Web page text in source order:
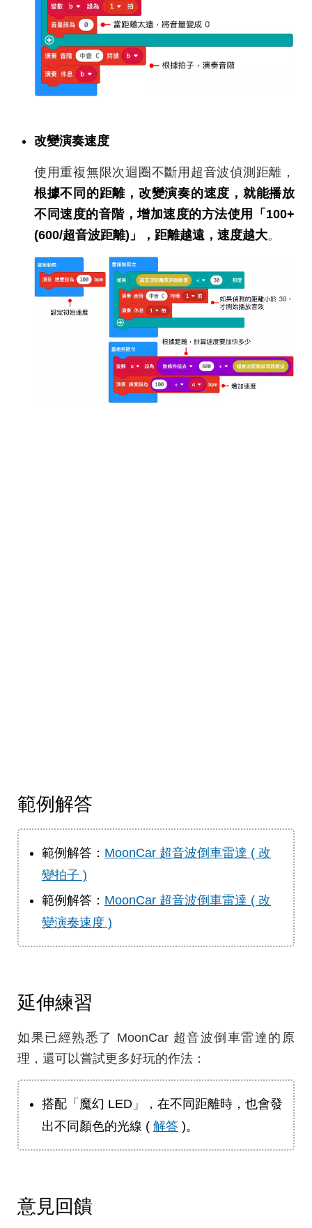
改變演奏速度
使用重複無限次迴圈不斷用超音波偵測距離，
根據不同的距離，改變演奏的速度，就能播放
不同速度的音階，增加速度的方法使用「100+
(600/超音波距離)」，距離越遠，速度越大。
範例解答
範例解答： MoonCar 超音波倒車雷達 ( 改
變拍子 )
範例解答： MoonCar 超音波倒車雷達 ( 改
變演奏速度 )
延伸練習
如果已經熟悉了 MoonCar 超音波倒車雷達的原
理，還可以嘗試更多好玩的作法：
搭配「魔幻 LED」，在不同距離時，也會發
出不同顏色的光線 ( 解答 )。
意見回饋